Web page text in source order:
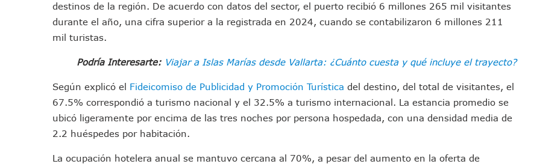
IMSS Invierte 12.6 MDP En Remodelar Urgencias Del Hospital 42 De Puerto Vallarta
En Abril 2027 Terminarán El Centro Regional De Autismo En Puerto Vallarta
Accidente En Un RZR, Principal Hipótesis Por La Muerte De Dos Jóvenes En El Río Ameca
Nidos De Lluvia Busca Beneficiar A 100 Familias De Puerto Vallarta
Morena Cierra Filas Por La Defensa Del Agua De Calidad En La Zona Metropolitana De Guadalajara
Hallazgo De Yareli Colmenares Tovar Eleva A 4 Cuerpos Encontrados En El Río
Ra Aguilar Acompaña A Cientos De Familias En Las Paseadas De Las Palmas 2026
destinos de la región. De acuerdo con datos del sector, el puerto recibió 6 millones 265 mil visitantes
durante el año, una cifra superior a la registrada en 2024, cuando se contabilizaron 6 millones 211
mil turistas.
Podría Interesarte: Viajar a Islas Marías desde Vallarta: ¿Cuánto cuesta y qué incluye el trayecto?
Según explicó el Fideicomiso de Publicidad y Promoción Turística del destino, del total de visitantes, el
67.5% correspondió a turismo nacional y el 32.5% a turismo internacional. La estancia promedio se
ubicó ligeramente por encima de las tres noches por persona hospedada, con una densidad media de
2.2 huéspedes por habitación.
La ocupación hotelera anual se mantuvo cercana al 70%, a pesar del aumento en la oferta de